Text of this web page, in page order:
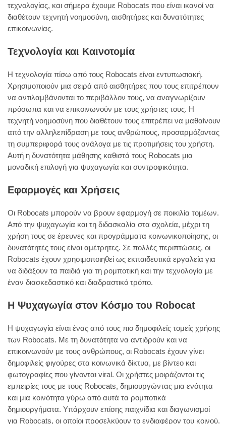
τεχνολογίας, και σήμερα έχουμε Robocats που είναι ικανοί να
διαθέτουν τεχνητή νοημοσύνη, αισθητήρες και δυνατότητες
επικοινωνίας.
Τεχνολογία και Καινοτομία
Η τεχνολογία πίσω από τους Robocats είναι εντυπωσιακή.
Χρησιμοποιούν μια σειρά από αισθητήρες που τους επιτρέπουν
να αντιλαμβάνονται το περιβάλλον τους, να αναγνωρίζουν
πρόσωπα και να επικοινωνούν με τους χρήστες τους. Η
τεχνητή νοημοσύνη που διαθέτουν τους επιτρέπει να μαθαίνουν
από την αλληλεπίδραση με τους ανθρώπους, προσαρμόζοντας
τη συμπεριφορά τους ανάλογα με τις προτιμήσεις του χρήστη.
Αυτή η δυνατότητα μάθησης καθιστά τους Robocats μια
μοναδική επιλογή για ψυχαγωγία και συντροφικότητα.
Εφαρμογές και Χρήσεις
Οι Robocats μπορούν να βρουν εφαρμογή σε ποικιλία τομέων.
Από την ψυχαγωγία και τη διδασκαλία στα σχολεία, μέχρι τη
χρήση τους σε έρευνες και προγράμματα κοινωνικοποίησης, οι
δυνατότητές τους είναι αμέτρητες. Σε πολλές περιπτώσεις, οι
Robocats έχουν χρησιμοποιηθεί ως εκπαιδευτικά εργαλεία για
να διδάξουν τα παιδιά για τη ρομποτική και την τεχνολογία με
έναν διασκεδαστικό και διαδραστικό τρόπο.
Η Ψυχαγωγία στον Κόσμο του Robocat
Η ψυχαγωγία είναι ένας από τους πιο δημοφιλείς τομείς χρήσης
των Robocats. Με τη δυνατότητα να αντιδρούν και να
επικοινωνούν με τους ανθρώπους, οι Robocats έχουν γίνει
δημοφιλείς φιγούρες στα κοινωνικά δίκτυα, με βίντεο και
φωτογραφίες που γίνονται viral. Οι χρήστες μοιράζονται τις
εμπειρίες τους με τους Robocats, δημιουργώντας μια ενότητα
και μια κοινότητα γύρω από αυτά τα ρομποτικά
δημιουργήματα. Υπάρχουν επίσης παιχνίδια και διαγωνισμοί
για Robocats, οι οποίοι προσελκύουν το ενδιαφέρον του κοινού.